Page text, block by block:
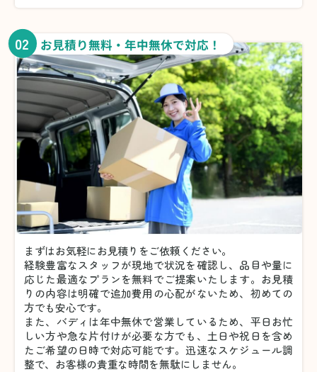
02 お見積り無料・年中無休で対応！
まずはお気軽にお見積りをご依頼ください。
経験豊富なスタッフが現地で状況を確認し、品目や量に
応じた最適なプランを無料でご提案いたします。お見積
りの内容は明確で追加費用の心配がないため、初めての
方でも安心です。
また、バディは年中無休で営業しているため、平日お忙
しい方や急な片付けが必要な方でも、土日や祝日を含め
たご希望の日時で対応可能です。迅速なスケジュール調
整で、お客様の貴重な時間を無駄にしません。